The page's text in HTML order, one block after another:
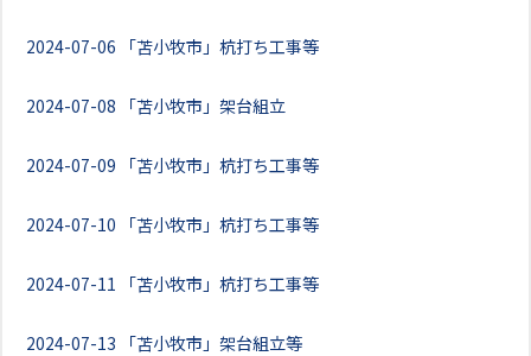
2024-07-06 「苫小牧市」杭打ち工事等
2024-07-08 「苫小牧市」架台組立
2024-07-09 「苫小牧市」杭打ち工事等
2024-07-10 「苫小牧市」杭打ち工事等
2024-07-11 「苫小牧市」杭打ち工事等
2024-07-13 「苫小牧市」架台組立等